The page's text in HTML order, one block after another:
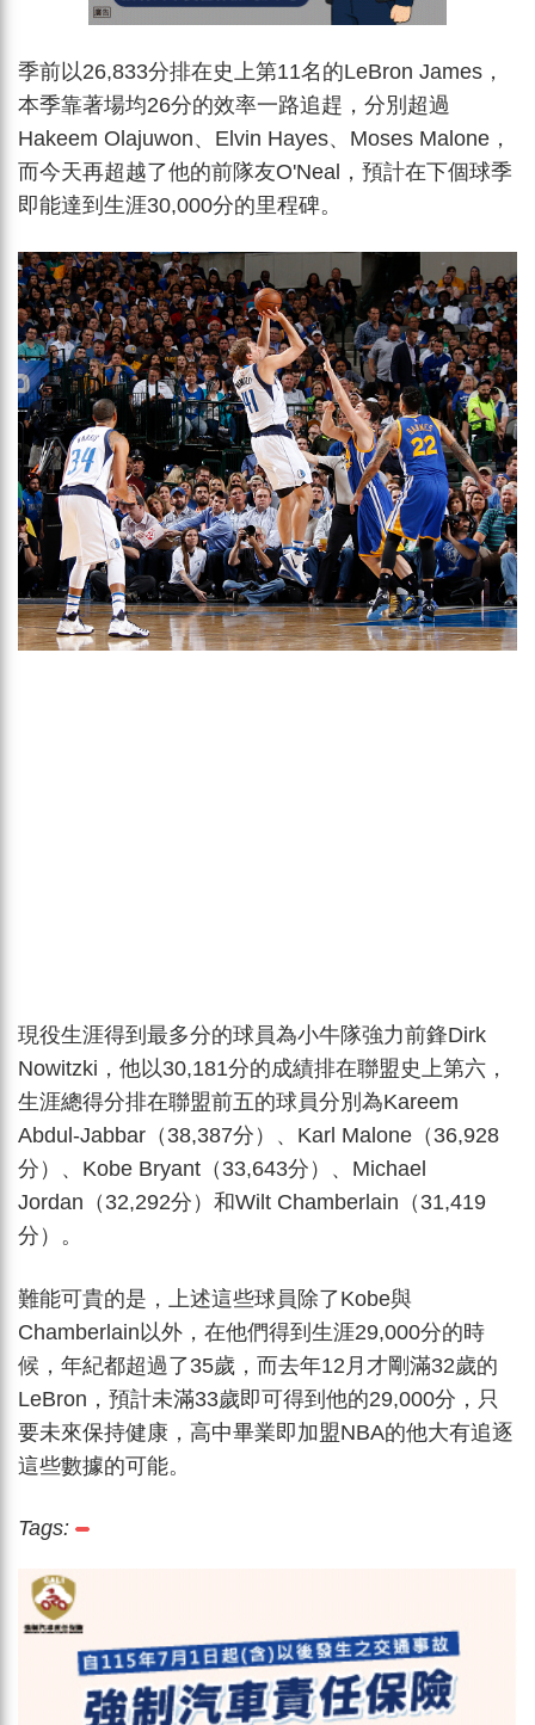
季前以26,833分排在史上第11名的LeBron James，
本季靠著場均26分的效率一路追趕，分別超過
Hakeem Olajuwon、Elvin Hayes、Moses Malone，
而今天再超越了他的前隊友O'Neal，預計在下個球季
即能達到生涯30,000分的里程碑。
現役生涯得到最多分的球員為小牛隊強力前鋒Dirk
Nowitzki，他以30,181分的成績排在聯盟史上第六，
生涯總得分排在聯盟前五的球員分別為Kareem
Abdul-Jabbar（38,387分）、Karl Malone（36,928
分）、Kobe Bryant（33,643分）、Michael
Jordan（32,292分）和Wilt Chamberlain（31,419
分）。
難能可貴的是，上述這些球員除了Kobe與
Chamberlain以外，在他們得到生涯29,000分的時
候，年紀都超過了35歲，而去年12月才剛滿32歲的
LeBron，預計未滿33歲即可得到他的29,000分，只
要未來保持健康，高中畢業即加盟NBA的他大有追逐
這些數據的可能。
Tags: